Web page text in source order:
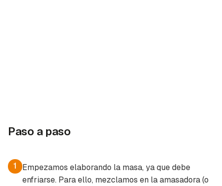
Paso a paso
1
Empezamos elaborando la masa, ya que debe
enfriarse. Para ello, mezclamos en la amasadora (o